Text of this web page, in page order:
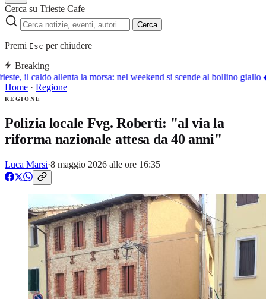
Cerca su Trieste Cafe
Cerca
Premi Esc per chiudere
Breaking
il caldo allenta la morsa: nel weekend si scende al bollino giallo
Home · Regione
REGIONE
Polizia locale Fvg. Roberti: "al via la
riforma nazionale attesa da 40 anni"
Luca Marsi·8 maggio 2026 alle ore 16:35